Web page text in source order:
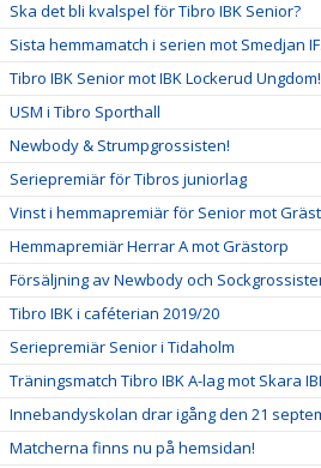
Ska det bli kvalspel för Tibro IBK Senior?
Sista hemmamatch i serien mot Smedjan IF.
Tibro IBK Senior mot IBK Lockerud Ungdom!
USM i Tibro Sporthall
Newbody & Strumpgrossisten!
Seriepremiär för Tibros juniorlag
Vinst i hemmapremiär för Senior mot
Hemmapremiär Herrar A mot Grästorp
Försäljning av Newbody och
Tibro IBK i caféterian 2019/20
Seriepremiär Senior i Tidaholm
Träningsmatch Tibro IBK A-lag mot Skara
Innebandyskolan drar igång den 21
Matcherna finns nu på hemsidan!